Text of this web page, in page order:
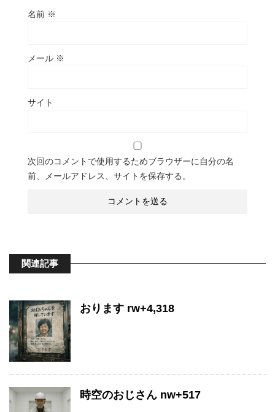
名前 ※
メール ※
サイト
次回のコメントで使用するためブラウザーに自分の名
前、メールアドレス、サイトを保存する。
関連記事
おります rw+4,318
時空のおじさん nw+517